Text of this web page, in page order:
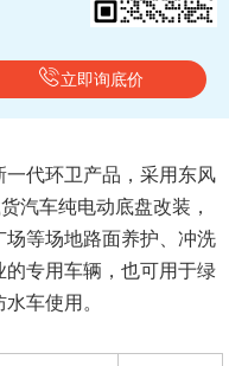
立即询底价
代环卫产品，采用东风
汽车纯电动底盘改装，
等场地路面养护、冲洗
专用车辆，也可用于绿
车使用。